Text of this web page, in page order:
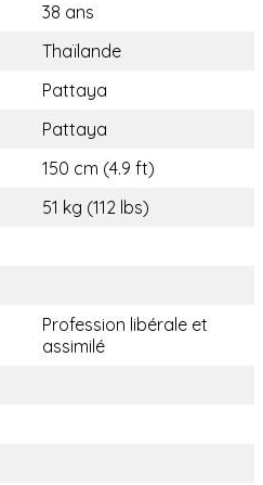
38 ans
Thaïlande
Pattaya
Pattaya
150 cm (4.9 ft)
51 kg (112 lbs)
Profession libérale et
assimilé